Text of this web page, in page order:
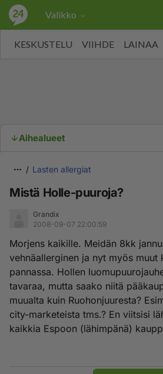
Valikko
KESKUSTELU VIIHDE LAINAA
Aihealueet
Lasten allergiat
Mistä Holle-puuroja?
Grandix
2008-09-07 22:00:59
Morjens kaikille. Meidän 8kk
vehnäallerginen ja nyt myös
pannassa. Hollen
tavaraa, mutta saako niitä
muualta kuin Ruohonjuuresta?
city-marketeista tms.? En viitsisi
kaikkia Espoon (lähimpänä)